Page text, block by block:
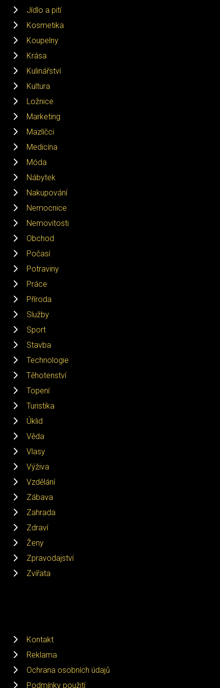
Jídlo a pití
Kosmetika
Koupelny
Krása
Kulinářství
Kultura
Ložnice
Marketing
Mazlíčci
Medicína
Móda
Nábytek
Nakupování
Nemocnice
Nemovitosti
Obchod
Počasí
Potraviny
Práce
Příroda
Služby
Sport
Stavba
Technologie
Těhotenství
Topení
Turistika
Úklid
Věda
Vlasy
Výživa
Vzdělání
Zábava
Zahrada
Zdraví
Ženy
Zpravodajství
Zvířata
Kontakt
Reklama
Ochrana osobních údajů
Podmínky použití